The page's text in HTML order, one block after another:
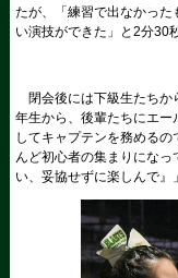
たが、「練習で出なかった
い演技ができた」と2分30
閉会後には下級生たちか
年生から、後輩たちにエ
してキャプテンを務める
んど初心者の集まりにな
い、妥協せずに楽しんで』